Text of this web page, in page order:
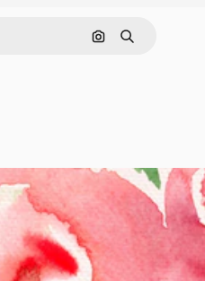
画像で検索
検索